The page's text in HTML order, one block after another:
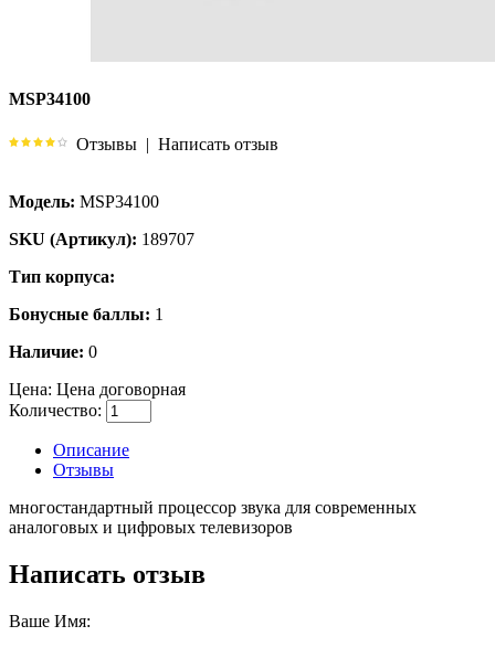
MSP34100
Отзывы | Написать отзыв
Модель: MSP34100
SKU (Артикул): 189707
Тип корпуса:
Бонусные баллы: 1
Наличие: 0
Цена: Цена договорная
Количество:
Описание
Отзывы
многостандартный процессор звука для современных
аналоговых и цифровых телевизоров
Написать отзыв
Ваше Имя: